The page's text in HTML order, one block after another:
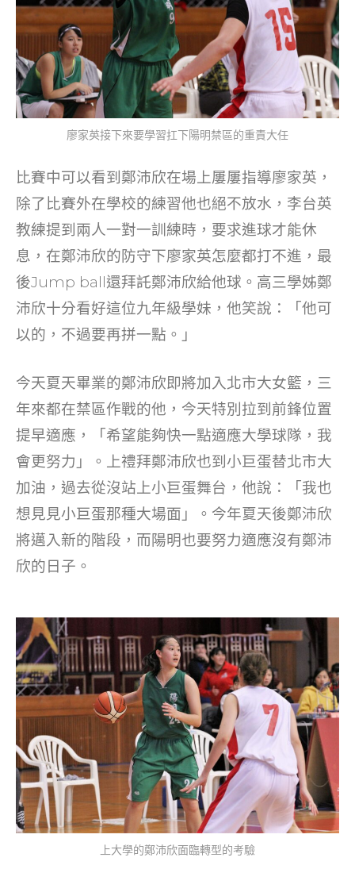
廖家英接下來要學習扛下陽明禁區的重責大任
比賽中可以看到鄭沛欣在場上屢屢指導廖家英，
除了比賽外在學校的練習他也絕不放水，李台英
教練提到兩人一對一訓練時，要求進球才能休
息，在鄭沛欣的防守下廖家英怎麼都打不進，最
後Jump ball還拜託鄭沛欣給他球。高三學姊鄭
沛欣十分看好這位九年級學妹，他笑說：「他可
以的，不過要再拼一點。」
今天夏天畢業的鄭沛欣即將加入北市大女籃，三
年來都在禁區作戰的他，今天特別拉到前鋒位置
提早適應，「希望能夠快一點適應大學球隊，我
會更努力」。上禮拜鄭沛欣也到小巨蛋替北市大
加油，過去從沒站上小巨蛋舞台，他說：「我也
想見見小巨蛋那種大場面」。今年夏天後鄭沛欣
將邁入新的階段，而陽明也要努力適應沒有鄭沛
欣的日子。
上大學的鄭沛欣面臨轉型的考驗